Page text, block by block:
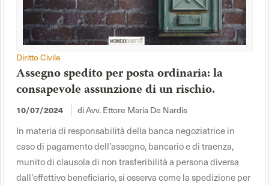
Diritto Civile
Assegno spedito per posta ordinaria: la
consapevole assunzione di un rischio.
10/07/2024 di Avv. Ettore Maria De Nardis
In materia di responsabilità della banca negoziatrice in
caso di pagamento dell’assegno, bancario e di traenza,
munito di clausola di non trasferibilità a persona diversa
dall’effettivo beneficiario, si osserva come la spedizione per